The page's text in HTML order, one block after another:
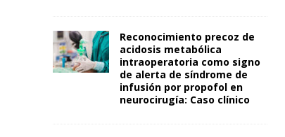
Reconocimiento precoz de
acidosis metabólica
intraoperatoria como signo
de alerta de síndrome de
infusión por propofol en
neurocirugía: Caso clínico